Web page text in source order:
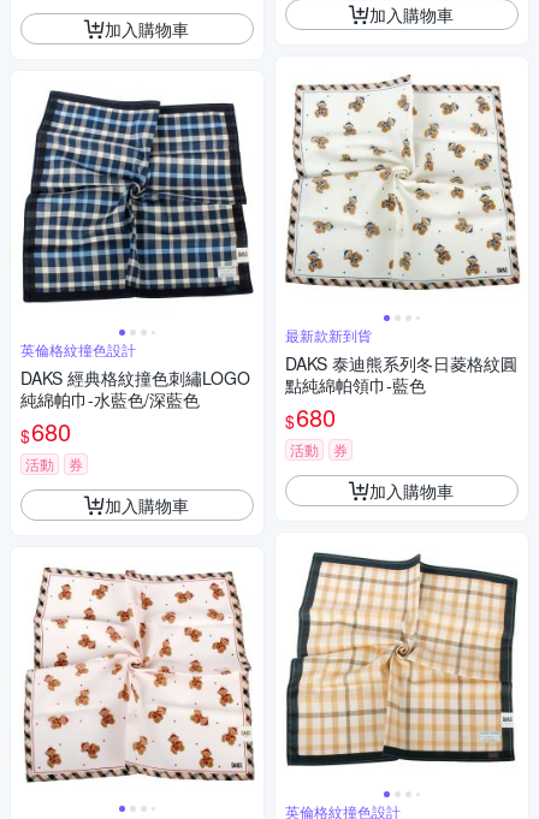
加入購物車
英倫格紋撞色設計
DAKS 經典格紋撞色刺繡LOGO
純綿帕巾-水藍色/深藍色
$680
活動 券
加入購物車
加入購物車
最新款新到貨
DAKS 泰迪熊系列冬日菱格紋圓
點純綿帕領巾-藍色
$680
活動 券
加入購物車
英倫格紋撞色設計